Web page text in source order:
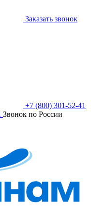
Заказать звонок
+7 (800) 301-52-41
Звонок по России